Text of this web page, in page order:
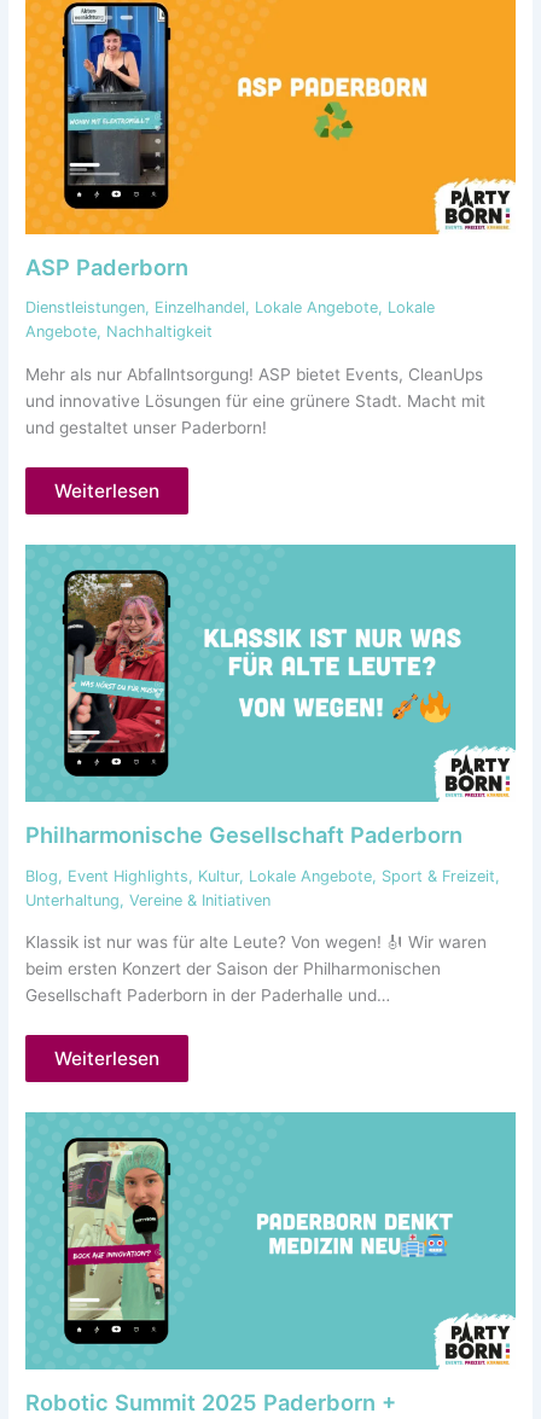
ASP Paderborn
Dienstleistungen, Einzelhandel, Lokale Angebote, Lokale
Angebote, Nachhaltigkeit
Mehr als nur Abfallntsorgung! ASP bietet Events, CleanUps
und innovative Lösungen für eine grünere Stadt. Macht mit
und gestaltet unser Paderborn!
Weiterlesen
Philharmonische Gesellschaft Paderborn
Blog, Event Highlights, Kultur, Lokale Angebote, Sport & Freizeit,
Unterhaltung,Vereine & Initiativen
Klassik ist nur was für alte Leute? Von wegen! 🎻 Wir waren
beim ersten Konzert der Saison der Philharmonischen
Gesellschaft Paderborn in der Paderhalle und…
Weiterlesen
Robotic Summit 2025 Paderborn +